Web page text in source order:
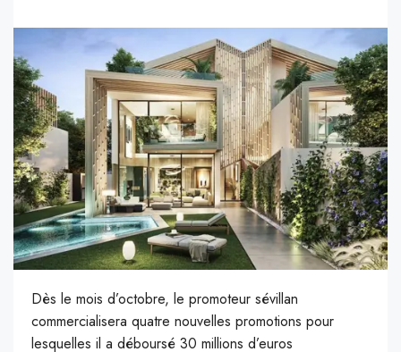
Dès le mois d’octobre, le promoteur sévillan
commercialisera quatre nouvelles promotions pour
lesquelles il a déboursé 30 millions d’euros